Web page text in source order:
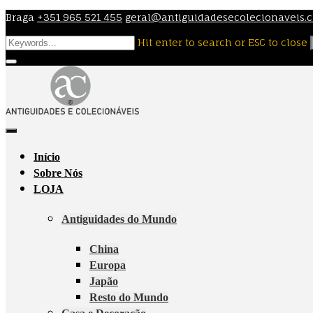
Skip
to
content
Braga +351 965 521 455
Hit enter to search or ESC to close
Início
Sobre Nós
LOJA
Antiguidades do Mundo
China
Europa
Japão
Resto do Mundo